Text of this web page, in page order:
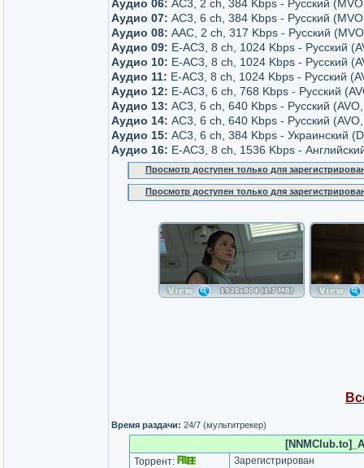
Аудио 06: AC3, 2 ch, 384 Kbps - Русский
Аудио 07: AC3, 6 ch, 384 Kbps - Русский
Аудио 08: AAC, 2 ch, 317 Kbps - Русский
Аудио 09: E-AC3, 8 ch, 1024 Kbps - Русский
Аудио 10: E-AC3, 8 ch, 1024 Kbps - Русский
Аудио 11: E-AC3, 8 ch, 1024 Kbps - Русский
Аудио 12: E-AC3, 6 ch, 768 Kbps - Русский
Аудио 13: AC3, 6 ch, 640 Kbps - Русский
Аудио 14: AC3, 6 ch, 640 Kbps - Русский
Аудио 15: AC3, 6 ch, 384 Kbps - Украинский
Аудио 16: E-AC3, 8 ch, 1536 Kbps -
Просмотр доступен только для
Просмотр доступен только для
Время раздачи: 24/7 (мультитрекер)
Торрент:
Зарегистрирован